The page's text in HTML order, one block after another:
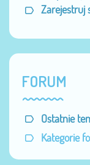
Zarejestruj
FORUM
Ostatnie
Kategorie